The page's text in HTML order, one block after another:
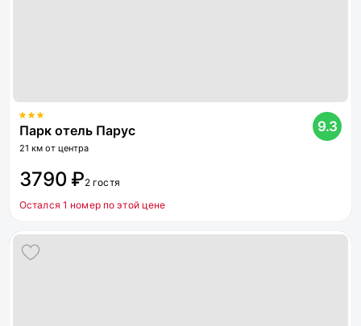
Парк отель Парус
21 км от центра
9.3
3790 ₽2 гостя
Остался 1 номер по этой цене